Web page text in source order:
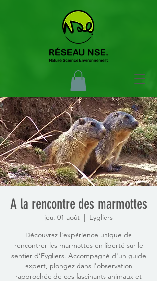
A la rencontre des marmottes
jeu. 01 août
  |
Eygliers
Découvrez l'expérience unique de
rencontrer les marmottes en liberté sur le
sentier d’Eygliers. Accompagné d'un guide
expert, plongez dans l'observation
rapprochée de ces fascinants animaux et